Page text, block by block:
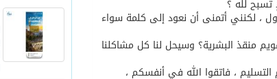
لله ؟
، لكنني أتمنى أن نعود إلى كلمة سواء
منقذ البشرية؟ وسيحل لنا كل مشاكلنا
، فاتقوا الله في أنفسكم ،